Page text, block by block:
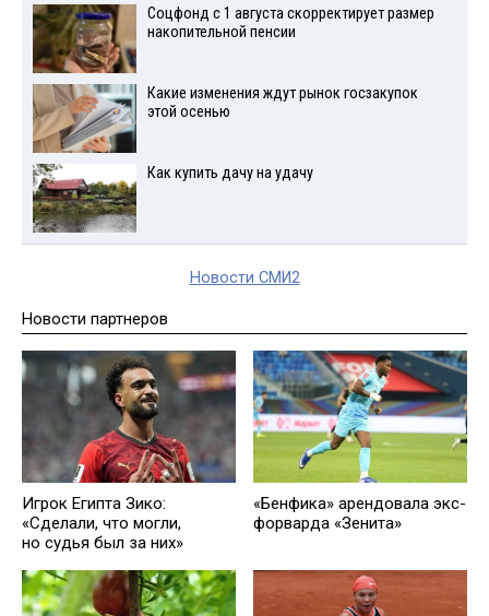
Соцфонд с 1 августа скорректирует размер
накопительной пенсии
Какие изменения ждут рынок госзакупок
этой осенью
Как купить дачу на удачу
Новости СМИ2
Новости партнеров
Игрок Египта Зико:
«Сделали, что могли,
но судья был за них»
«Бенфика» арендовала экс-
форварда «Зенита»